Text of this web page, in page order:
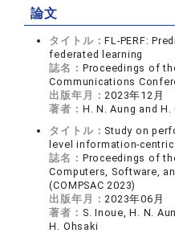
論文
タイトル：FL-PERF:
federated learning
誌名： Proceedings of
Communications
出版年月： 2023年12月
著者： H. N. Aung and H.
タイトル： Study on
level information-
誌名： Proceedings of
Computers, Software,
(COMPSAC 2023)
出版年月： 2023年06月
著者： S. Inoue, H. N.
H. Ohsaki